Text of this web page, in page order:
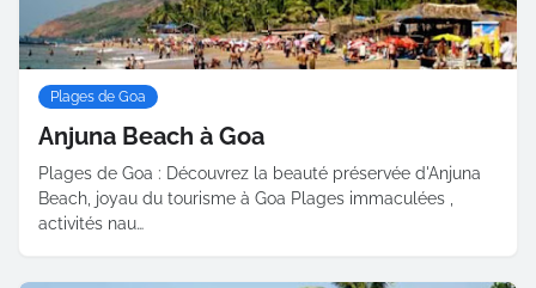
Plages de Goa
Anjuna Beach à Goa
Plages de Goa : Découvrez la beauté préservée d'Anjuna
Beach, joyau du tourisme à Goa Plages immaculées ,
activités nau…